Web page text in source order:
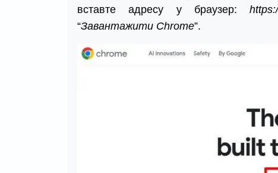
вставте адресу у браузер:
“Завантажити Chrome”.